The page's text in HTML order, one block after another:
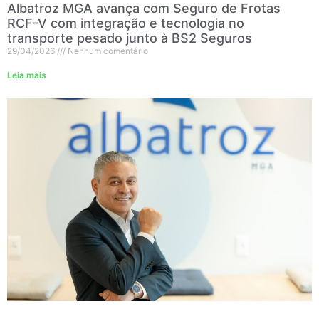
Albatroz MGA avança com Seguro de Frotas
RCF-V com integração e tecnologia no
transporte pesado junto à BS2 Seguros
29/04/2026 Nenhum comentário
Leia mais